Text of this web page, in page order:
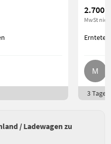
2.700 €
MwSt
3 Tage
/ Ladewagen zu